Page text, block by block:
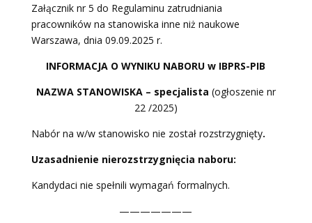
Załącznik nr 5 do Regulaminu zatrudniania
pracowników na stanowiska inne niż naukowe
Warszawa, dnia 09.09.2025 r.
INFORMACJA O WYNIKU NABORU w IBPRS-PIB
NAZWA STANOWISKA – specjalista (ogłoszenie nr
22 /2025)
Nabór na w/w stanowisko nie został rozstrzygnięty.
Uzasadnienie nierozstrzygnięcia naboru:
Kandydaci nie spełnili wymagań formalnych.
———————